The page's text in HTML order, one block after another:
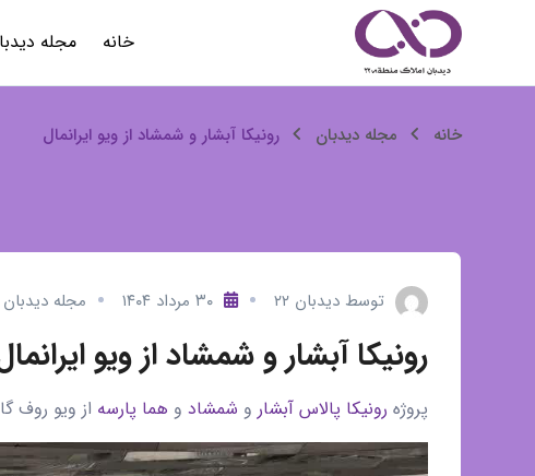
محتوا
خانه مجله
رونیکا
و
شمشاد
ویو
ایرانمال
خانه مجله دیدبان رونیکا آبشار و شمشاد از ویو ایرانمال
توسط دیدبان ۲۲ ۳۰ مرداد ۱۴۰۴ مجله دیدبان
رونیکا آبشار و شمشاد از ویو
پروژه رونیکا پالاس آبشار و شمشاد و هما پارسه از ویو روف